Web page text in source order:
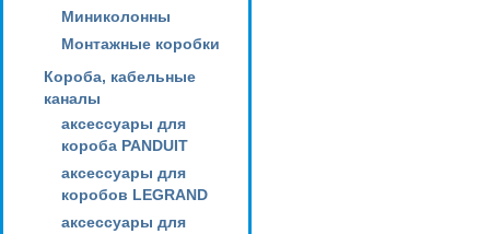
Миниколонны
Монтажные коробки
Короба, кабельные
каналы
аксессуары для
короба PANDUIT
аксессуары для
коробов LEGRAND
аксессуары для